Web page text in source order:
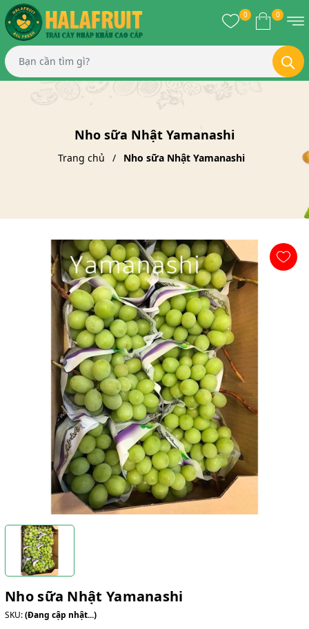
0 0
Nho sữa Nhật Yamanashi
Trang chủ Nho sữa Nhật Yamanashi
Nho sữa Nhật Yamanashi
SKU:(Đang cập nhật...)